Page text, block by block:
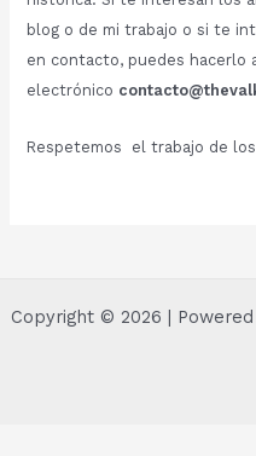
blog o de mi trabajo o si te
en contacto, puedes hacerlo
electrónico
Respetemos el trabajo de
Copyright © 2026 |